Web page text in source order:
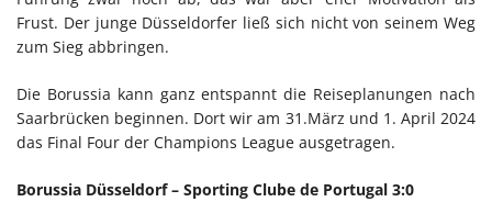
Frust. Der junge Düsseldorfer ließ sich nicht von seinem Weg
zum Sieg abbringen.
Die Borussia kann ganz entspannt die Reiseplanungen nach
Saarbrücken beginnen. Dort wir am 31.März und 1. April 2024
das Final Four der Champions League ausgetragen.
Borussia Düsseldorf – Sporting Clube de Portugal 3:0